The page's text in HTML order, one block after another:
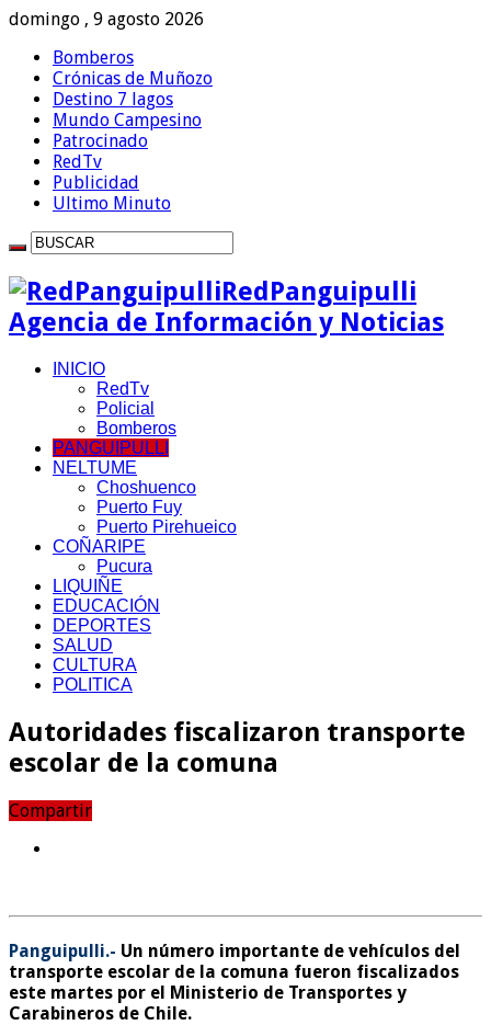
domingo , 9 agosto 2026
Bomberos
Crónicas de Muñozo
Destino 7 lagos
Mundo Campesino
Patrocinado
RedTv
Publicidad
Ultimo Minuto
RedPanguipulli
Agencia de Información y Noticias
INICIO
RedTv
Policial
Bomberos
PANGUIPULLI
NELTUME
Choshuenco
Puerto Fuy
Puerto Pirehueico
COÑARIPE
Pucura
LIQUIÑE
EDUCACIÓN
DEPORTES
SALUD
CULTURA
POLITICA
Autoridades fiscalizaron transporte
escolar de la comuna
Compartir
Panguipulli.- Un número importante de vehículos del
transporte escolar de la comuna fueron fiscalizados
este martes por el Ministerio de Transportes y
Carabineros de Chile.